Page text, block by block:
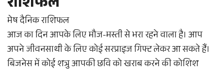
मेष दैनिक राशिफल
आज का दिन आपके लिए मौज-मस्ती से भरा रहने वाला है। आप
अपने जीवनसाथी के लिए कोई सरप्राइज गिफ्ट लेकर आ सकते हैं।
बिजनेस में कोई शत्रु आपकी छवि को खराब करने की कोशिश